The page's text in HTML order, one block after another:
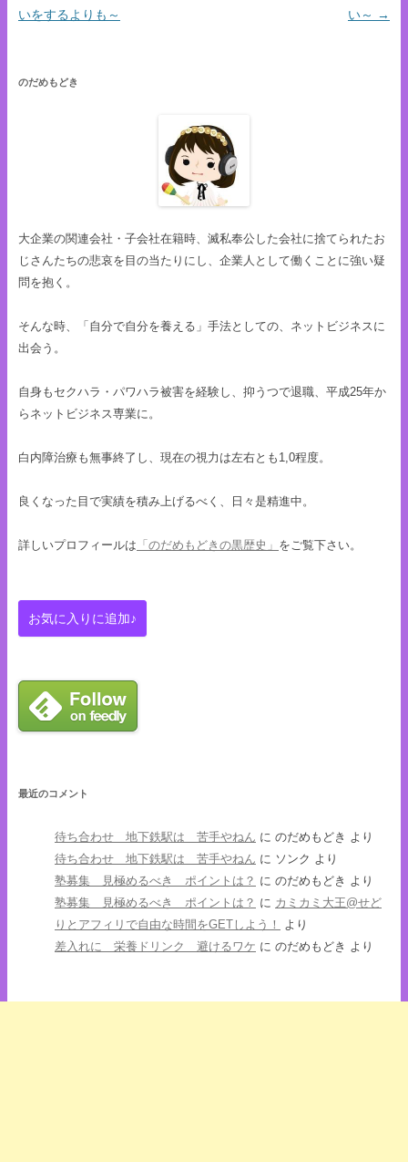
いをするよりも～
い～ →
のだめもどき
大企業の関連会社・子会社在籍時、滅私奉公した会社に捨てられたお
じさんたちの悲哀を目の当たりにし、企業人として働くことに強い疑
問を抱く。
そんな時、「自分で自分を養える」手法としての、ネットビジネスに
出会う。
自身もセクハラ・パワハラ被害を経験し、抑うつで退職、平成25年か
らネットビジネス専業に。
白内障治療も無事終了し、現在の視力は左右とも1,0程度。
良くなった目で実績を積み上げるべく、日々是精進中。
詳しいプロフィールは 「のだめもどきの黒歴史」 をご覧下さい。
最近のコメント
待ち合わせ 地下鉄駅は 苦手やねん に のだめもどき より
待ち合わせ 地下鉄駅は 苦手やねん に ソンク より
塾募集 見極めるべき ポイントは？ に のだめもどき より
塾募集 見極めるべき ポイントは？ に カミカミ大王@せど
りとアフィリで自由な時間をGETしよう！
より
差入れに 栄養ドリンク 避けるワケ に のだめもどき より